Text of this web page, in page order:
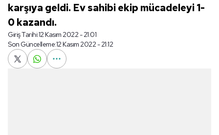
karşıya geldi. Ev sahibi ekip mücadeleyi 1-
0 kazandı.
Giriş Tarihi:12 Kasım 2022 - 21:01
Son Güncelleme:12 Kasım 2022 - 21:12